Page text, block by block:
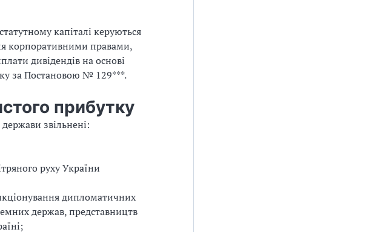
капіталі керуються
корпоративними правами,
дивідендів на основі
за Постановою № 129***.
прибутку
звільнені:
руху України
дипломатичних
держав, представництв